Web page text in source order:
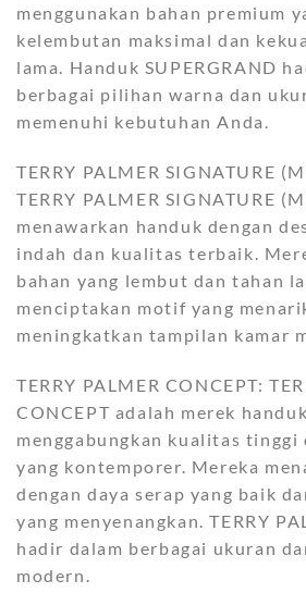
menggunakan bahan premium
kelembutan maksimal dan
lama. Handuk SUPERGRAND
berbagai pilihan warna dan
memenuhi kebutuhan Anda.
TERRY PALMER SIGNATURE
TERRY PALMER SIGNATURE
menawarkan handuk dengan
indah dan kualitas terbaik.
bahan yang lembut dan tahan
menciptakan motif yang
meningkatkan tampilan kamar
TERRY PALMER CONCEPT:
CONCEPT adalah merek
menggabungkan kualitas tinggi
yang kontemporer. Mereka
dengan daya serap yang baik
yang menyenangkan. TERRY
hadir dalam berbagai ukuran
modern.